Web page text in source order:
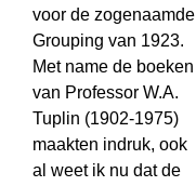
voor de zogenaamde
Grouping van 1923.
Met name de boeken
van Professor W.A.
Tuplin (1902-1975)
maakten indruk, ook
al weet ik nu dat de